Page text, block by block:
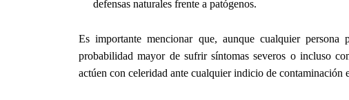
defensas naturales frente a patógenos.
Es importante mencionar que, aunque cualquier persona
probabilidad mayor de sufrir síntomas severos o incluso
actúen con celeridad ante cualquier indicio de contaminación